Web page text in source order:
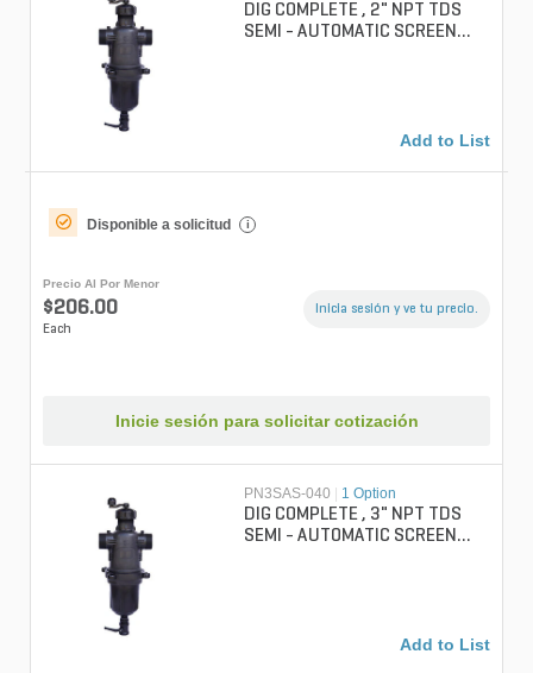
DIG COMPLETE , 2" NPT TDS
SEMI - AUTOMATIC SCREEN
Add to List
Disponible a solicitud i
Precio Al Por Menor
$206.00
Each
Inicia sesión y ve tu precio.
Inicie sesión para solicitar cotización
PN3SAS-040 1 Option
DIG COMPLETE , 3" NPT TDS
SEMI - AUTOMATIC SCREEN
Add to List